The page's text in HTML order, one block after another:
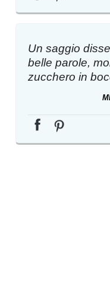
Un saggio
belle parole,
zucchero in